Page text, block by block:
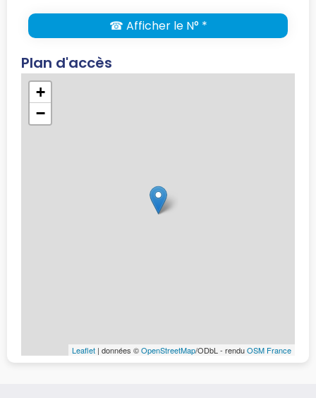
☎ Afficher le N° *
Plan d'accès
+
−
Leaflet | données ©OpenStreetMap/ODbL - renduOSM France